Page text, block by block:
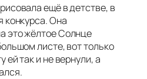
ещё в детстве, в
конкурса. Она
это жёлтое Солнце
листе, вот только
ей так и не вернули, а